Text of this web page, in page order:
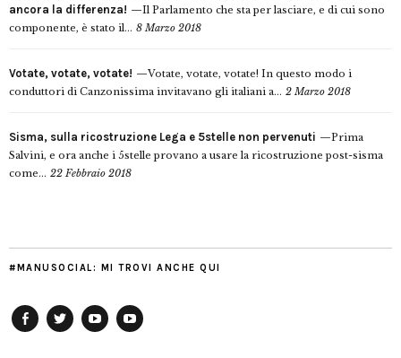
ancora la differenza!
Il Parlamento che sta per lasciare, e di cui sono
componente, è stato il... 8 Marzo 2018
Votate, votate, votate!
Votate, votate, votate! In questo modo i
conduttori di Canzonissima invitavano gli italiani a... 2 Marzo 2018
Sisma, sulla ricostruzione Lega e 5stelle non pervenuti
Prima
Salvini, e ora anche i 5stelle provano a usare la ricostruzione post-sisma
come... 22 Febbraio 2018
#MANUSOCIAL: MI TROVI ANCHE QUI